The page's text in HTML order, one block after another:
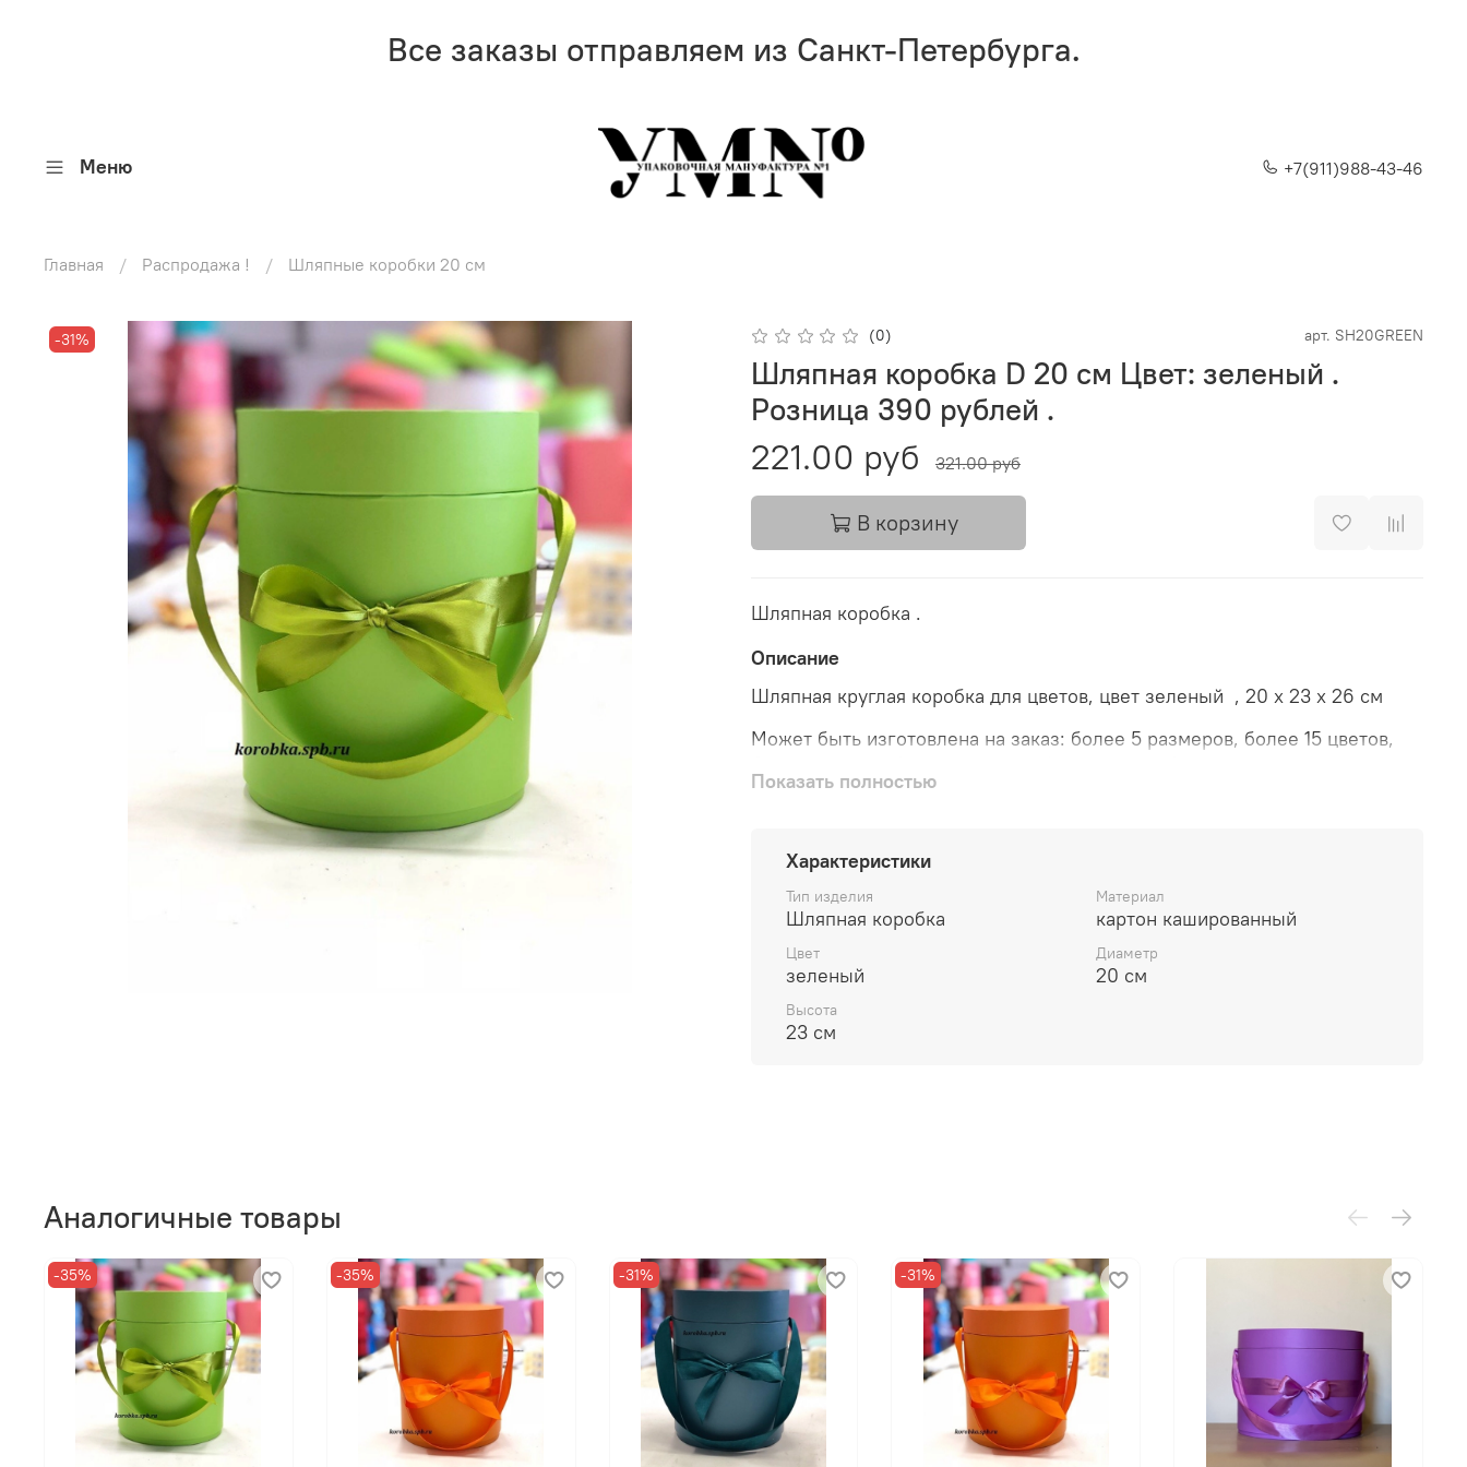
Все заказы отправляем из Санкт-Петербурга.
Меню +7(911)988-43-46
Главная Распродажа ! Шляпные коробки 20 см
-31% (0) арт. SH20GREEN
Шляпная коробка D 20 см Цвет: зеленый .
Розница 390 рублей .
221.00 руб 321.00 руб
В корзину
Шляпная коробка .
Описание
Шляпная круглая коробка для цветов, цвет зеленый , 20 х 23 х 26 см
Может быть изготовлена на заказ: более 5 размеров, более 15 цветов,
Показать полностью
Характеристики
Тип изделия
Шляпная коробка
Материал
картон кашированный
Цвет
зеленый
Диаметр
20 см
Высота
23 см
Аналогичные товары
-35% -35% -31% -31%